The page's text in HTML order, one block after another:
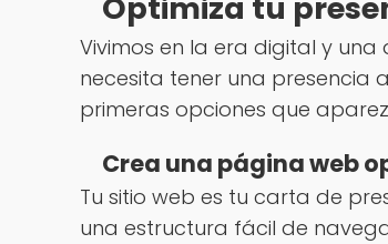
Optimiza tu
Vivimos en la era digital y
necesita tener una presencia
primeras opciones que
Crea una página web
Tu sitio web es tu carta de
una estructura fácil de